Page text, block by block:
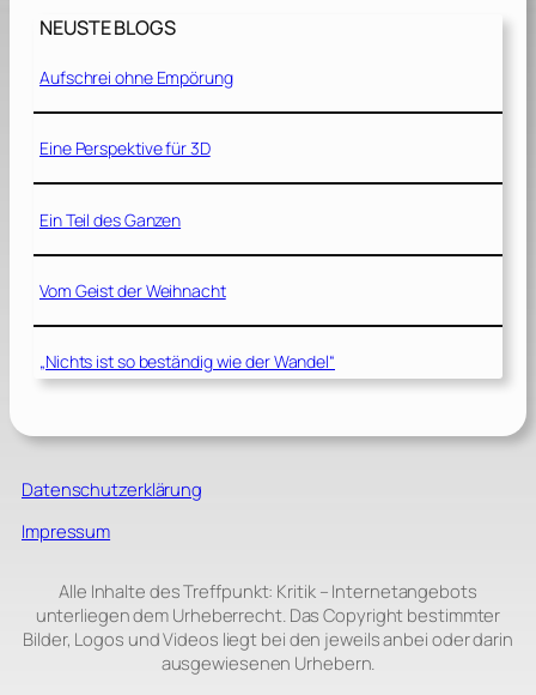
NEUSTE BLOGS
Aufschrei ohne Empörung
Eine Perspektive für 3D
Ein Teil des Ganzen
Vom Geist der Weihnacht
„Nichts ist so beständig wie der Wandel“
Datenschutzerklärung
Impressum
Alle Inhalte des Treffpunkt: Kritik – Internetangebots
unterliegen dem Urheberrecht. Das Copyright bestimmter
Bilder, Logos und Videos liegt bei den jeweils anbei oder darin
ausgewiesenen Urhebern.